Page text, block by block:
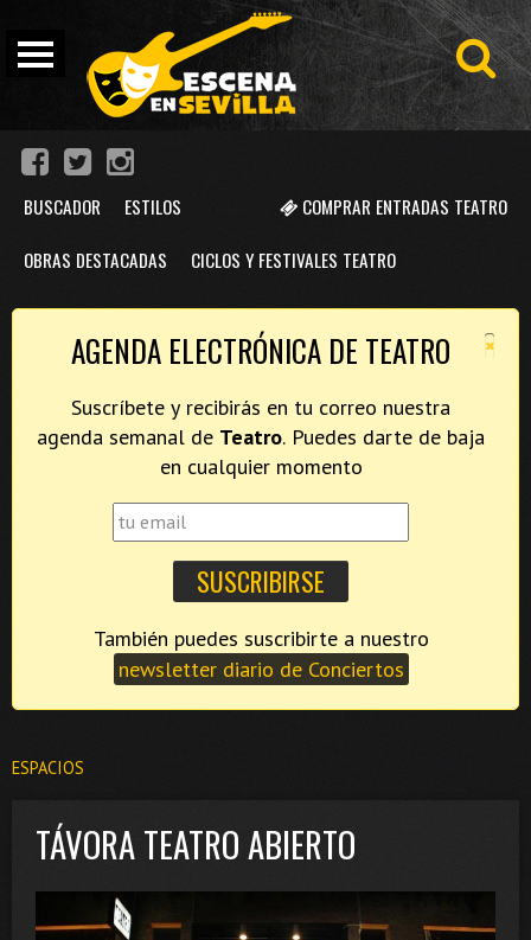
COMPRAR ENTRADAS TEATRO
BUSCADOR ESTILOS
OBRAS DESTACADAS CICLOS Y FESTIVALES TEATRO
×
AGENDA ELECTRÓNICA DE TEATRO
Suscríbete y recibirás en tu correo nuestra
agenda semanal de Teatro. Puedes darte de baja
en cualquier momento
newsletter diario de Conciertos
ESPACIOS
TÁVORA TEATRO ABIERTO